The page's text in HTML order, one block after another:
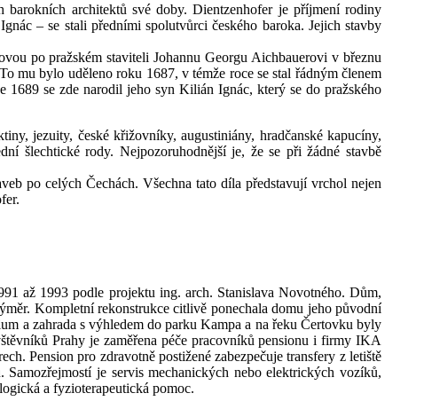
barokních architektů své doby. Dientzenhofer je příjmení rodiny
– se stali předními spolutvůrci českého baroka. Jejich stavby
po pražském staviteli Johannu Georgu Aichbauerovi v březnu
mu bylo uděleno roku 1687, v témže roce se stal řádným členem
1689 se zde narodil jeho syn Kilián Ignác, který se do pražského
jezuity, české křižovníky, augustiniány, hradčanské kapucíny,
šlechtické rody. Nejpozoruhodnější je, že se při žádné stavbě
po celých Čechách. Všechna tato díla představují vrchol nejen
až 1993 podle projektu ing. arch. Stanislava Novotného. Dům,
Kompletní rekonstrukce citlivě ponechala domu jeho původní
a zahrada s výhledem do parku Kampa a na řeku Čertovku byly
Prahy je zaměřena péče pracovníků pensionu i firmy IKA
Pension pro zdravotně postižené zabezpečuje transfery z letiště
je servis mechanických nebo elektrických vozíků,
a fyzioterapeutická pomoc.